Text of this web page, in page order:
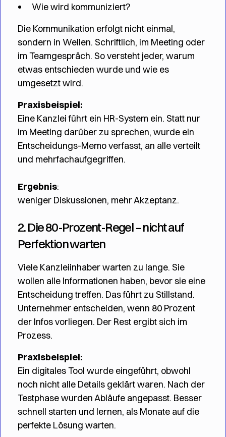
Wie wird kommuniziert?
Die Kommunikation erfolgt nicht einmal,
sondern in Wellen. Schriftlich, im Meeting oder
im Teamgespräch. So versteht jeder, warum
etwas entschieden wurde und wie es
umgesetzt wird.
Praxisbeispiel:
Eine Kanzlei führt ein HR-System ein. Statt nur
im Meeting darüber zu sprechen, wurde ein
Entscheidungs-Memo verfasst, an alle verteilt
und mehrfachaufgegriffen.
Ergebnis:
weniger Diskussionen, mehr Akzeptanz.
2. Die 80-Prozent-Regel – nicht auf
Perfektion warten
Viele Kanzleiinhaber warten zu lange. Sie
wollen alle Informationen haben, bevor sie eine
Entscheidung treffen. Das führt zu Stillstand.
Unternehmer entscheiden, wenn 80 Prozent
der Infos vorliegen. Der Rest ergibt sich im
Prozess.
Praxisbeispiel:
Ein digitales Tool wurde eingeführt, obwohl
noch nicht alle Details geklärt waren. Nach der
Testphase wurden Abläufe angepasst. Besser
schnell starten und lernen, als Monate auf die
perfekte Lösung warten.